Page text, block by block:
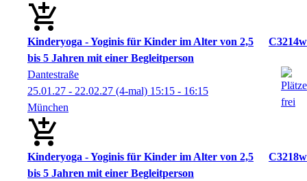
Kinderyoga - Yoginis für Kinder im Alter von 2,5
bis 5 Jahren mit einer Begleitperson
C3214w
Dantestraße
25.01.27 - 22.02.27 (4-mal) 15:15 - 16:15
München
Kinderyoga - Yoginis für Kinder im Alter von 2,5
bis 5 Jahren mit einer Begleitperson
C3218w